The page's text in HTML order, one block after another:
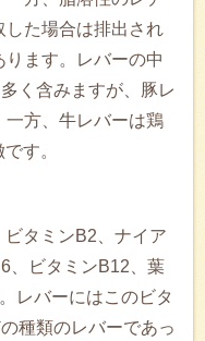
した場合は排出され
ます。レバーの中
く含みますが、豚レ
一方、牛レバーは鶏
す。
タミンB2、ナイア
、ビタミンB12、葉
レバーにはこのビタ
種類のレバーであっ